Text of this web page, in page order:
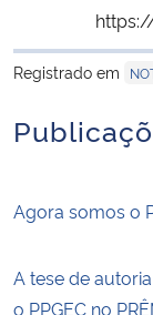
Ministério do Turismo
Ministério do
Controladoria-Geral da
Secretaria de Governo
Registrado em
Agora somos o
A tese de
o PPGEC no